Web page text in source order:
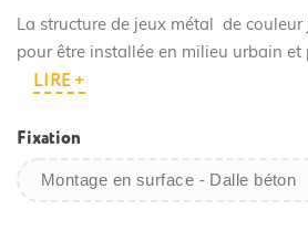
La structure de jeux métal de couleur
pour être installée en milieu urbain et
LIRE +
Fixation